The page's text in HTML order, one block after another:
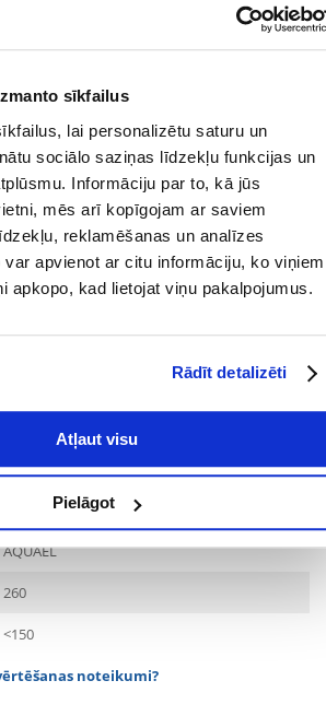
sīkfailus
lai personalizētu saturu un
sociālo saziņas līdzekļu funkcijas un
Informāciju par to, kā jūs
mēs arī kopīgojam ar saviem
reklamēšanas un analīzes
apvienot ar citu informāciju, ko viņiem
apkopo, kad lietojat viņu pakalpojumus.
Rādīt detalizēti
Atļaut visu
Pielāgot
blīvumu, kas ļauj pēc iespējas ilgāk
parametrus-
44x53x151 mm-
Sūklis
4.2
AQUAEL
260
<150
noteikumi?